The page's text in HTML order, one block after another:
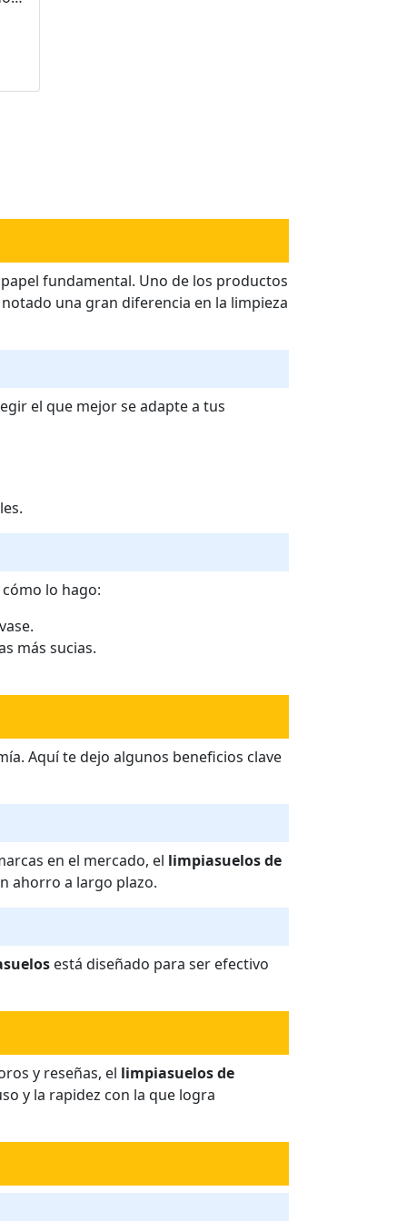
fundamental. Uno de los productos
una gran diferencia en la limpieza
el que mejor se adapte a tus
lo hago:
más sucias.
Aquí te dejo algunos beneficios clave
en el mercado, el limpiasuelos de
ahorro a largo plazo.
está diseñado para ser efectivo
y reseñas, el limpiasuelos de
y la rapidez con la que logra